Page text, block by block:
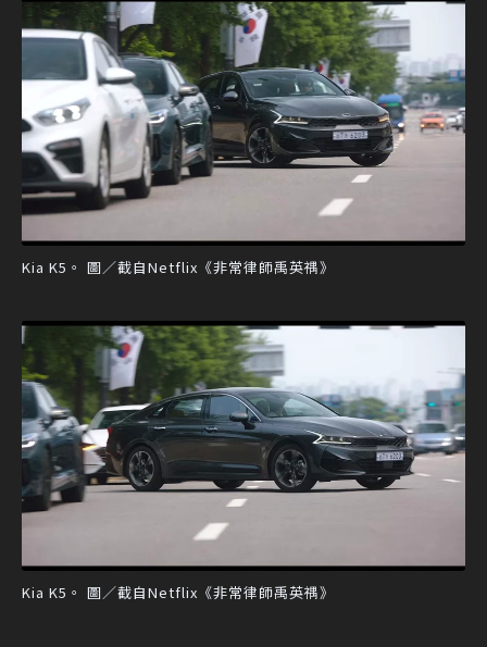
Kia K5。 圖／截自Netflix《非常律師禹英禑》
Kia K5。 圖／截自Netflix《非常律師禹英禑》